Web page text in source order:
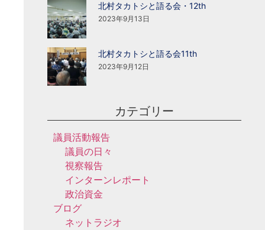
北村タカトシと語る会・12th
2023年9月13日
北村タカトシと語る会11th
2023年9月12日
カテゴリー
議員活動報告
議員の日々
視察報告
インターンレポート
政治資金
ブログ
ネットラジオ